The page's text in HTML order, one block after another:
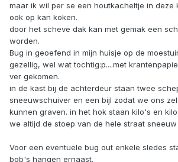
maar ik wil per se een houtkacheltje in deze
ook op kan koken.
door het scheve dak kan met gemak een
worden.
Bug in geoefend in mijn huisje op de
gezellig, wel wat tochtig:p....met
ver gekomen.
in de kast bij de achterdeur staan twee
sneeuwschuiver en een bijl zodat we ons
kunnen graven. in het hok staan kilo's en
we altijd de stoep van de hele straat
Voor een eventuele bug out enkele sledes
bob's hangen ernaast.